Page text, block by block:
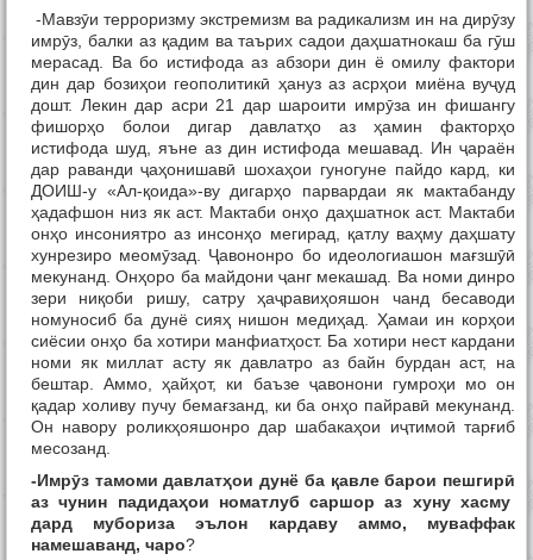
-Мавзӯи терроризму экстремизм ва радикализм ин на дирӯзу
имрӯз, балки аз қадим ва таърих садои даҳшатнокаш ба гӯш
мерасад. Ва бо истифода аз абзори дин ё омилу фактори
дин дар бозиҳои геополитикӣ ҳануз аз асрҳои миёна вуҷуд
дошт. Лекин дар асри 21 дар шароити имрӯза ин фишангу
фишорҳо болои дигар давлатҳо аз ҳамин факторҳо
истифода шуд, яъне аз дин истифода мешавад. Ин ҷараён
дар раванди ҷаҳонишавӣ шохаҳои гуногуне пайдо кард, ки
ДОИШ-у «Ал-қоида»-ву дигарҳо парвардаи як мактабанду
ҳадафшон низ як аст. Мактаби онҳо даҳшатнок аст. Мактаби
онҳо инсониятро аз инсонҳо мегирад, қатлу ваҳму даҳшату
хунрезиро меомӯзад. Ҷавононро бо идеологиашон мағзшӯӣ
мекунанд. Онҳоро ба майдони ҷанг мекашад. Ва номи динро
зери ниқоби ришу, сатру ҳаҷравиҳояшон чанд бесаводи
номуносиб ба дунё сияҳ нишон медиҳад. Ҳамаи ин корҳои
сиёсии онҳо ба хотири манфиатҳост. Ба хотири нест кардани
номи як миллат асту як давлатро аз байн бурдан аст, на
бештар. Аммо, ҳайҳот, ки баъзе ҷавонони гумроҳи мо он
қадар холиву пучу бемағзанд, ки ба онҳо пайравӣ мекунанд.
Он навору роликҳояшонро дар шабакаҳои иҷтимоӣ тарғиб
месозанд.
-Имрӯз тамоми давлатҳои дунё ба қавле барои пешгирӣ
аз чунин падидаҳои номатлуб саршор аз хуну хасму
дард мубориза эълон кардаву аммо, муваффак
намешаванд, чаро?